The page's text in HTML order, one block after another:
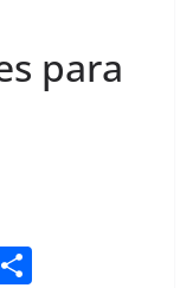
para